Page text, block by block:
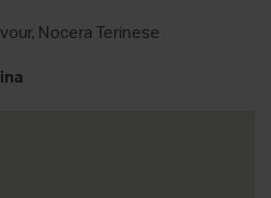
Nocera Terinese